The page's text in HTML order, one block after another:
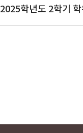
2025학년도 2학기